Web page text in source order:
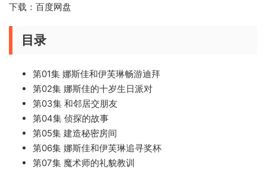
下载：百度网盘
目录
第01集 娜斯佳和伊芙琳畅游迪拜
第02集 娜斯佳的十岁生日派对
第03集 和邻居交朋友
第04集 侦探的故事
第05集 建造秘密房间
第06集 娜斯佳和伊芙琳追寻奖杯
第07集 魔术师的礼貌教训